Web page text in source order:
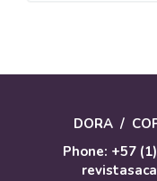
DORA /
Phone: +57